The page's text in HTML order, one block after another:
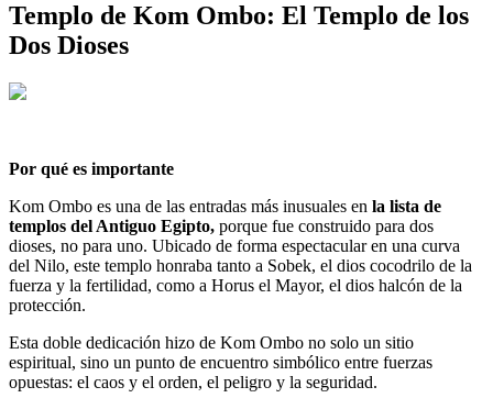
Templo de Kom Ombo: El Templo de los
Dos Dioses
Por qué es importante
Kom Ombo es una de las entradas más inusuales en la lista de
templos del Antiguo Egipto, porque fue construido para dos
dioses, no para uno. Ubicado de forma espectacular en una curva
del Nilo, este templo honraba tanto a Sobek, el dios cocodrilo de la
fuerza y la fertilidad, como a Horus el Mayor, el dios halcón de la
protección.
Esta doble dedicación hizo de Kom Ombo no solo un sitio
espiritual, sino un punto de encuentro simbólico entre fuerzas
opuestas: el caos y el orden, el peligro y la seguridad.